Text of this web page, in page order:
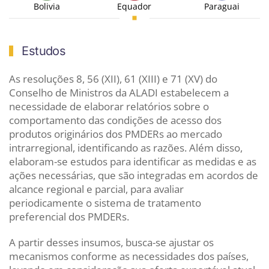
Bolivia Equador Paraguai
Estudos
As resoluções 8, 56 (XII), 61 (XIII) e 71 (XV) do
Conselho de Ministros da ALADI estabelecem a
necessidade de elaborar relatórios sobre o
comportamento das condições de acesso dos
produtos originários dos PMDERs ao mercado
intrarregional, identificando as razões. Além disso,
elaboram-se estudos para identificar as medidas e as
ações necessárias, que são integradas em acordos de
alcance regional e parcial, para avaliar
periodicamente o sistema de tratamento
preferencial dos PMDERs.
A partir desses insumos, busca-se ajustar os
mecanismos conforme as necessidades dos países,